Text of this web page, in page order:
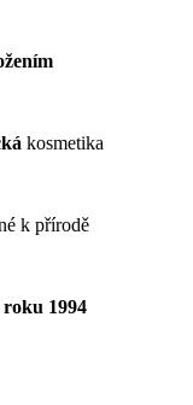
kosmetika
k přírodě
roku 1994